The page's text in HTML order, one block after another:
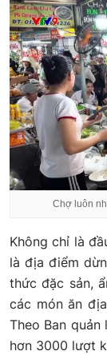
Chợ luôn
Không chỉ là
là địa điểm
thức đặc sản,
các món ăn
Theo Ban
hơn 3000 lượt